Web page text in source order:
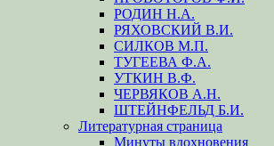
РОДИН Н.А.
РЯХОВСКИЙ В.И.
СИЛКОВ М.П.
ТУГЕЕВА Ф.А.
УТКИН В.Ф.
ЧЕРВЯКОВ А.Н.
ШТЕЙНФЕЛЬД Б.И.
Литературная страница
Минуты вдохновения